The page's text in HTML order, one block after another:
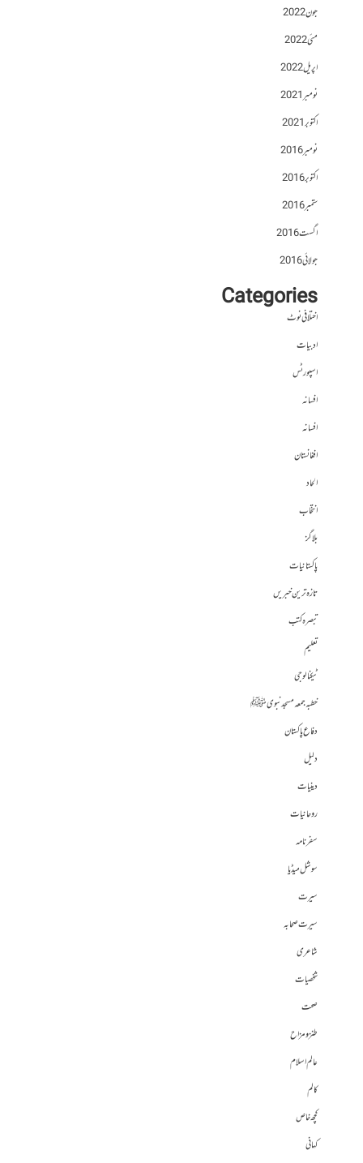
جون 2022
مئی 2022
اپریل 2022
نومبر 2021
اکتوبر 2021
نومبر 2016
اکتوبر 2016
ستمبر 2016
اگست 2016
جولائی 2016
Categories
اختلافی نوٹ
ادبیات
اسپورٹس
افسانہ
افسانہ
افغانستان
الحاد
انتخاب
بلاگز
پاکستانیات
تازہ ترین خبریں
تبصرہ کتب
تعلیم
ٹیکنالوجی
خطبہ جمعہ مسجد نبوی ﷺ
دفاع پاکستان
دلیل
دینیات
روحانیات
سفرنامہ
سوشل میڈیا
سیرت
سیرت صحابہ
شاعری
شخصیات
صحت
طنز و مزاح
عالم اسلام
کالم
کچھ خاص
کہانی